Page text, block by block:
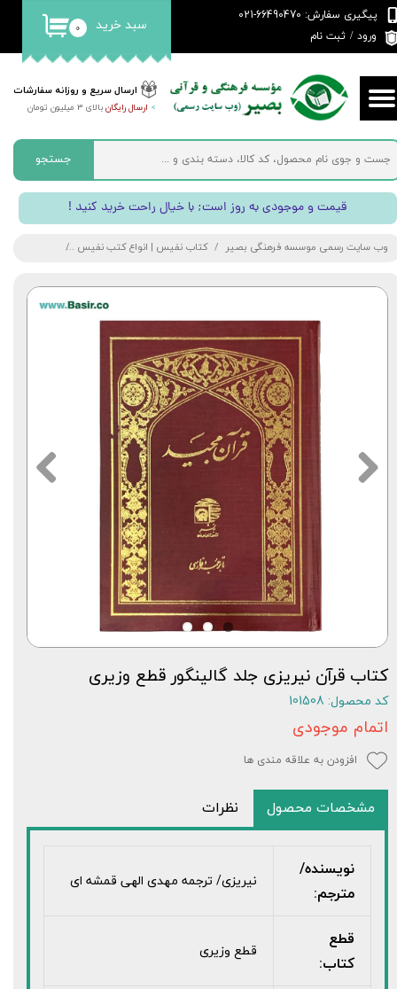
ارسال سریع و روزانه سفارشات
> ارسال رایگانبالای 3 میلیون تومان
پیگیری سفارش: 66490470-021
ورود / ثبت نام
حساب کاربری من
تغییر گذر واژه
سفارشات
خروج از حساب کاربری
۰ سبد خرید
جستجو
! قیمت و موجودی به روز است; با خیال راحت خرید کنید
وب سایت رسمی موسسه فرهنگی بصیر کتاب نفیس | انواع کتب نفیس
کتاب قرآن نیریزی جلد گالینگور قطع وزیری
کد محصول: 101508
اتمام موجودی
افزودن به علاقه مندی ها
مشخصات محصول نظرات
نویسنده/
مترجم:
نیریزی/ ترجمه مهدی الهی قمشه ای
قطع
کتاب:
قطع وزیری